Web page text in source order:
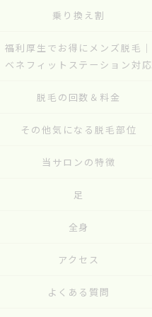
乗り換え割
福利厚生でお得にメンズ脱毛｜
ベネフィットステーション対応
脱毛の回数＆料金
その他気になる脱毛部位
当サロンの特徴
足
全身
アクセス
よくある質問